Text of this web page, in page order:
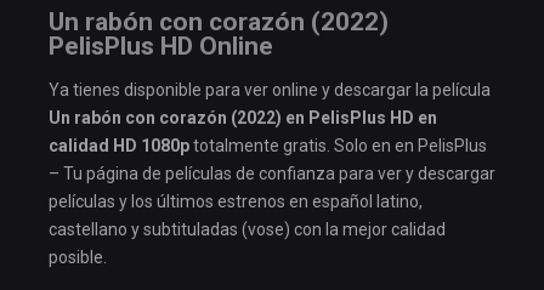
Un rabón con corazón (2022)
PelisPlus HD Online
Ya tienes disponible para ver online y descargar la película
Un rabón con corazón (2022) en PelisPlus HD en
calidad HD 1080ptotalmente gratis. Solo en en PelisPlus
– Tu página de películas de confianza para ver y descargar
películas y los últimos estrenos en español latino,
castellano y subtituladas (vose) con la mejor calidad
posible.